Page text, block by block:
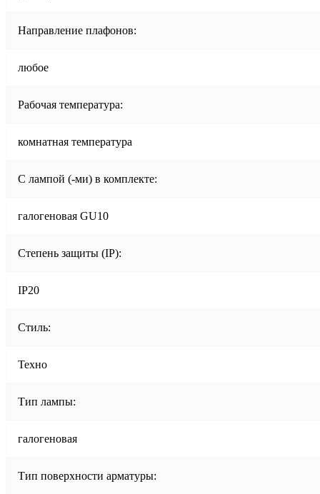
Направление плафонов:
любое
Рабочая температура:
комнатная температура
С лампой (-ми) в комплекте:
галогеновая GU10
Степень защиты (IP):
IP20
Стиль:
Техно
Тип лампы:
галогеновая
Тип поверхности арматуры: